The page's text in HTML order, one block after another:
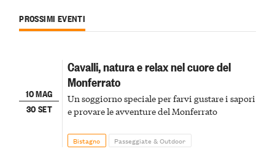
PROSSIMI EVENTI
10 MAG
30 SET
Cavalli, natura e relax nel cuore del
Monferrato
Un soggiorno speciale per farvi gustare i sapori
e provare le avventure del Monferrato
Bistagno Passeggiate & Outdoor